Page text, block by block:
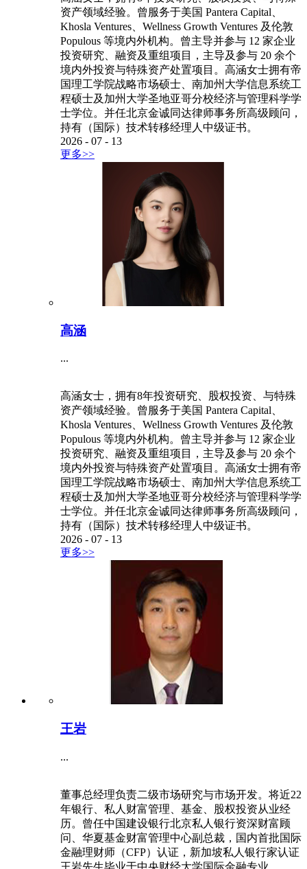
资产领域经验。曾服务于美国 Pantera Capital、
Khosla Ventures、Wellness Growth Ventures 及伦敦
Populous 等境内外机构。曾主导并参与 12 家企业
投资研究、融资及重组项目，主导及参与 20 余个
境内外投资与特殊资产处置项目。高涵女士拥有帝
国理工学院战略市场硕士、南加州大学信息系统工
程硕士及加州大学圣地亚哥分校经济与管理科学学
士学位。并任北京金诚同达律师事务所高级顾问，
持有（国际）技术转移经理人中级证书。
2026 - 07 - 13
更多>>
高涵
...
高涵女士，拥有8年投资研究、股权投资、与特殊
资产领域经验。曾服务于美国 Pantera Capital、
Khosla Ventures、Wellness Growth Ventures 及伦敦
Populous 等境内外机构。曾主导并参与 12 家企业
投资研究、融资及重组项目，主导及参与 20 余个
境内外投资与特殊资产处置项目。高涵女士拥有帝
国理工学院战略市场硕士、南加州大学信息系统工
程硕士及加州大学圣地亚哥分校经济与管理科学学
士学位。并任北京金诚同达律师事务所高级顾问，
持有（国际）技术转移经理人中级证书。
2026 - 07 - 13
更多>>
王岩
...
董事总经理负责二级市场研究与市场开发。将近22
年银行、私人财富管理、基金、股权投资从业经
历。曾任中国建设银行北京私人银行资深财富顾
问、华夏基金财富管理中心副总裁，国内首批国际
金融理财师（CFP）认证，新加坡私人银行家认证
王岩先生毕业于中央财经大学国际金融专业